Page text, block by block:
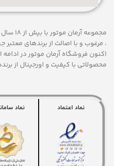
مجموعه
، مرغوب و با اصالت از برندهای
اکنون فروشگاه آرمان موتوردر ادامه
محصولاتی با کيفيت و اورجينال از
نماد اعتماد نماد